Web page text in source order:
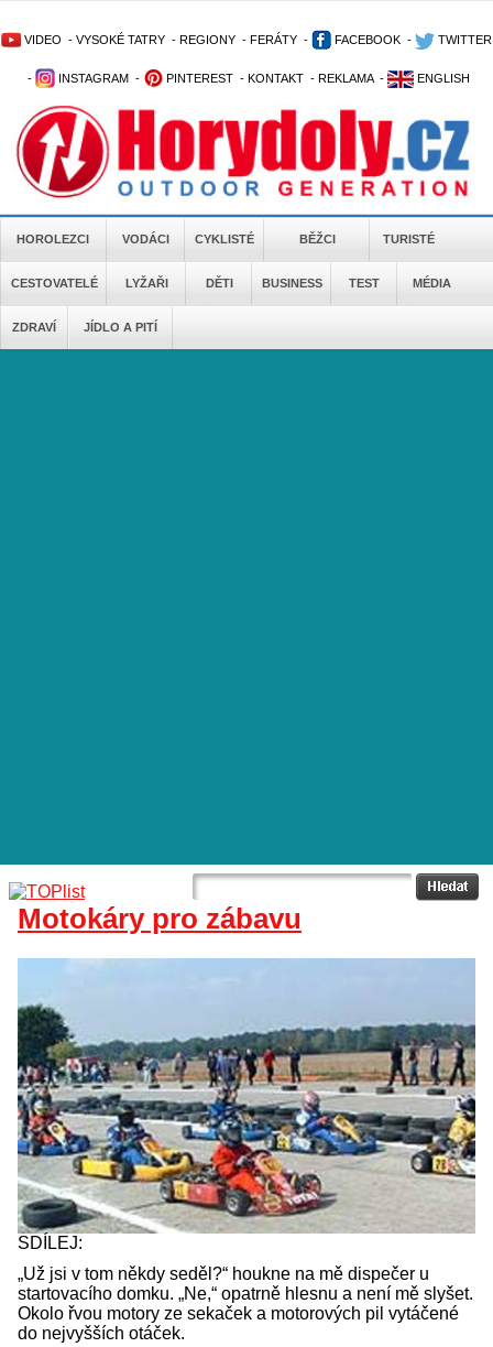
VIDEO - VYSOKÉ TATRY - REGIONY - FERÁTY - FACEBOOK - TWITTER
- INSTAGRAM - PINTEREST - KONTAKT - REKLAMA - ENGLISH
HOROLEZCI VODÁCI CYKLISTÉ BĚŽCI TURISTÉ
CESTOVATELÉ LYŽAŘI DĚTI BUSINESS TEST MÉDIA
ZDRAVÍ JÍDLO A PITÍ
Motokáry pro zábavu
SDÍLEJ:
„Už jsi v tom někdy seděl?“ houkne na mě dispečer u
startovacího domku. „Ne,“ opatrně hlesnu a není mě slyšet.
Okolo řvou motory ze sekaček a motorových pil vytáčené
do nejvyšších otáček.